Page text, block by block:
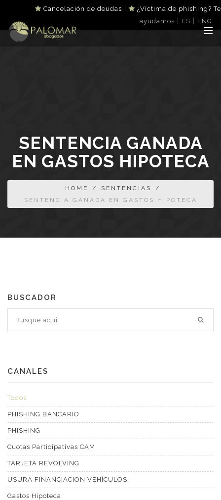
Cancelación de deudas
¿Víctima de phishing? Te
ayudamos
ES ENG
SENTENCIA GANADA
EN GASTOS HIPOTECA
HOME / SENTENCIAS
/
SENTENCIA GANADA EN GASTOS HIPOTECA
BUSCADOR
CANALES
Todos
PHISHING BANCARIO
PHISHING
Cuotas Participativas CAM
TARJETA REVOLVING
USURA FINANCIACION VEHÍCULOS
Gastos Hipoteca